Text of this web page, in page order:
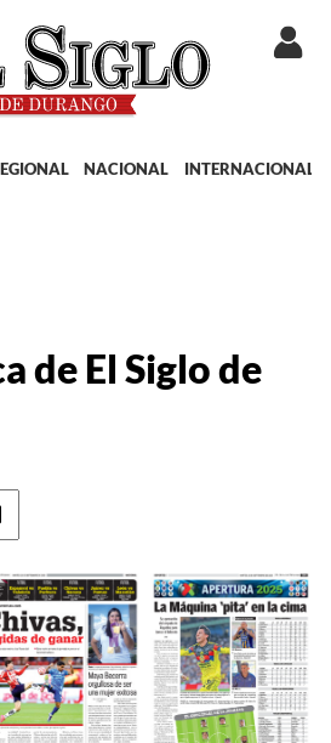
NACIONAL INTERNACIONAL
de El Siglo de